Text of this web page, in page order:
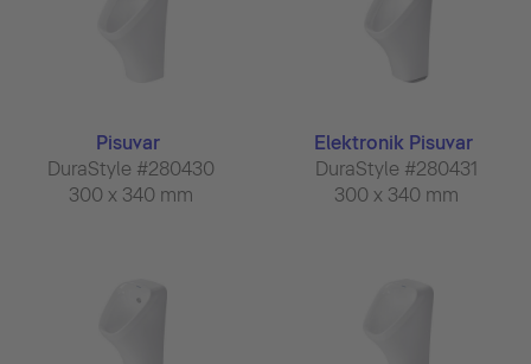
Pisuvar
DuraStyle #280430
300 x 340 mm
Elektronik Pisuvar
DuraStyle #280431
300 x 340 mm